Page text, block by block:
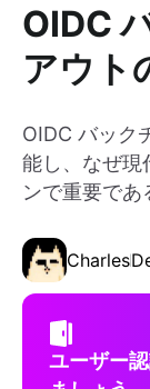
OIDC
アウト
OIDC バック
能し、なぜ現
ンで重要であ
Charles
ユーザー